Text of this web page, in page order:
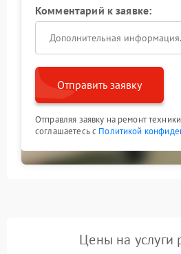
Комментарий к заявке:
Отправить заявку
Отправляя заявку на ремонт
соглашаетесь с Политикой
Цены на услуги